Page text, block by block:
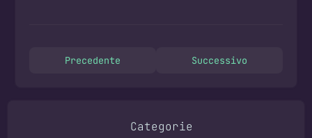
Precedente Successivo
Categorie